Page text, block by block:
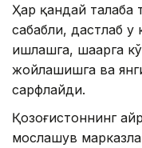
Ҳар қандай талаба
сабабли, дастлаб у
ишлашга, шаҳарга
жойлашишга ва
сарфлайди.
Қозоғистоннинг
мослашув